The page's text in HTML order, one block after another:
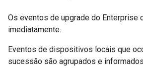
Os eventos de upgrade do Enterprise
imediatamente.
Eventos de dispositivos locais que
sucessão são agrupados e